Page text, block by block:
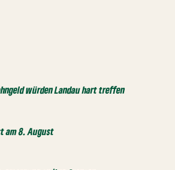
würden Landau hart treffen
am 8. August